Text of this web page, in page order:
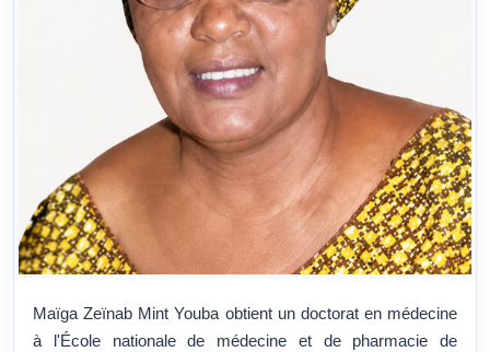
Maïga Zeïnab Mint Youba obtient un doctorat en médecine
à l'École nationale de médecine et de pharmacie de